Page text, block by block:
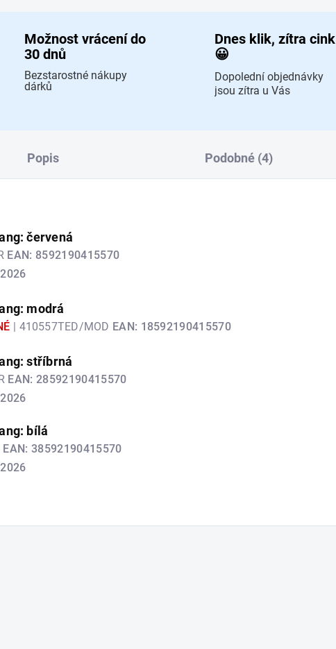
Možnost vrácení do
30 dnů
Bezstarostné nákupy
dárků
Dnes klik, zítra cink
😀
Dopolední objednávky
jsou zítra u Vás
Popis Podobné (4)
červená
EAN: 8592190415570
modrá
| 410557TED/MOD EAN: 18592190415570
stříbrná
EAN: 28592190415570
bílá
EAN: 38592190415570